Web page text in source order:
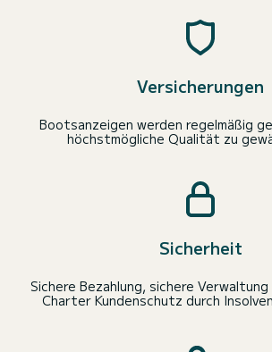
Versicherungen
Bootsanzeigen werden regelmäßig
höchstmögliche Qualität zu
Sicherheit
Sichere Bezahlung, sichere
Charter Kundenschutz durch